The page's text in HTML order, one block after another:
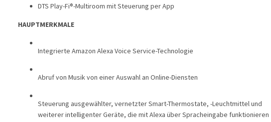
DTS Play-Fi®-Multiroom mit Steuerung per App
HAUPTMERKMALE
Integrierte Amazon Alexa Voice Service-Technologie
Abruf von Musik von einer Auswahl an Online-Diensten
Steuerung ausgewählter, vernetzter Smart-Thermostate, -Leuchtmittel und
weiterer intelligenter Geräte, die mit Alexa über Spracheingabe funktionieren